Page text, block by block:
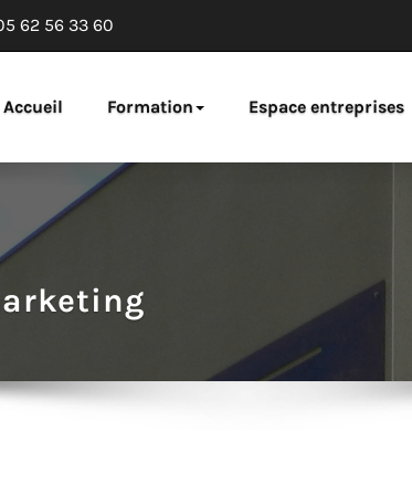
62 56 33 60
de Tarbes
Accueil Formation Espace entreprises